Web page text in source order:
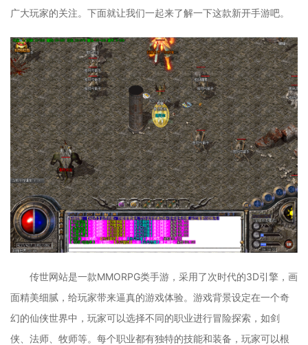
广大玩家的关注。下面就让我们一起来了解一下这款新开手游吧。
传世网站是一款MMORPG类手游，采用了次时代的3D引擎，画
面精美细腻，给玩家带来逼真的游戏体验。游戏背景设定在一个奇
幻的仙侠世界中，玩家可以选择不同的职业进行冒险探索，如剑
侠、法师、牧师等。每个职业都有独特的技能和装备，玩家可以根